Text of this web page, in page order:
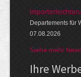
Departements für
07.08.2026
Siehe mehr
Ihre